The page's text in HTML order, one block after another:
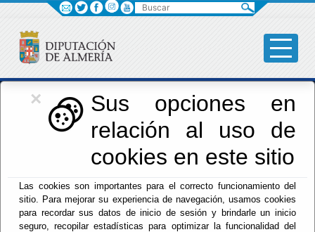
×
Sus opciones en
relación al uso de
cookies en este sitio
Las cookies son importantes para el correcto funcionamiento del
sitio. Para mejorar su experiencia de navegación, usamos cookies
para recordar sus datos de inicio de sesión y brindarle un inicio
seguro, recopilar estadísticas para optimizar la funcionalidad del
Iniciativas Europeas
Europedirectalmeria
Buscar